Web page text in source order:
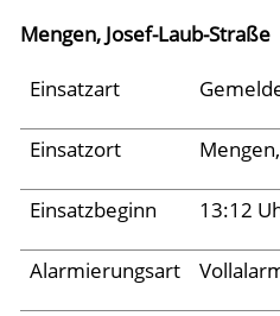
Einsätze
Jugend
Aktuelles
Links
Mengen, Josef-Laub-Straße
Einsatzart
Einsatzort
Einsatzbeginn 13:12
Alarmierungsart